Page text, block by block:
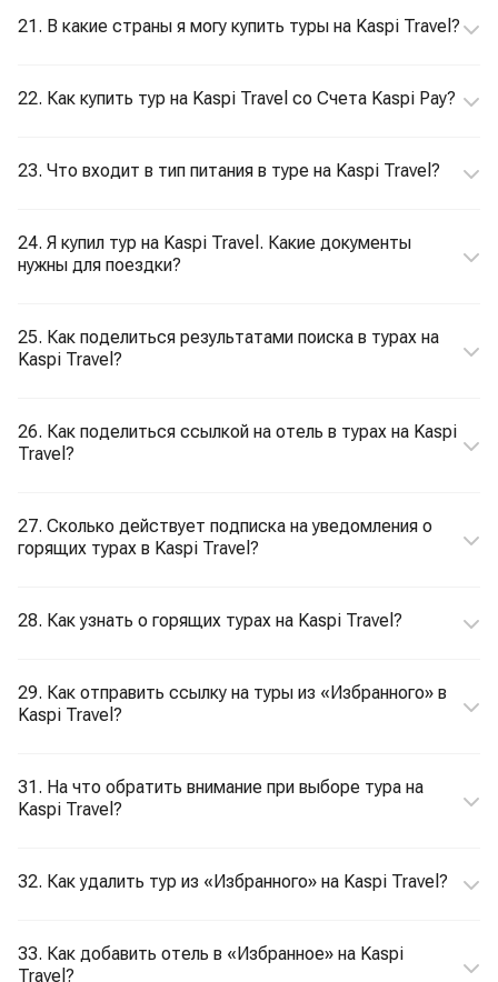
21. В какие страны я могу купить туры на Kaspi Travel?
22. Как купить тур на Kaspi Travel со Счета Kaspi Pay?
23. Что входит в тип питания в туре на Kaspi Travel?
24. Я купил тур на Kaspi Travel. Какие документы
нужны для поездки?
25. Как поделиться результатами поиска в турах на
Kaspi Travel?
26. Как поделиться ссылкой на отель в турах на Kaspi
Travel?
27. Сколько действует подписка на уведомления о
горящих турах в Kaspi Travel?
28. Как узнать о горящих турах на Kaspi Travel?
29. Как отправить ссылку на туры из «Избранного» в
Kaspi Travel?
31. На что обратить внимание при выборе тура на
Kaspi Travel?
32. Как удалить тур из «Избранного» на Kaspi Travel?
33. Как добавить отель в «Избранное» на Kaspi
Travel?